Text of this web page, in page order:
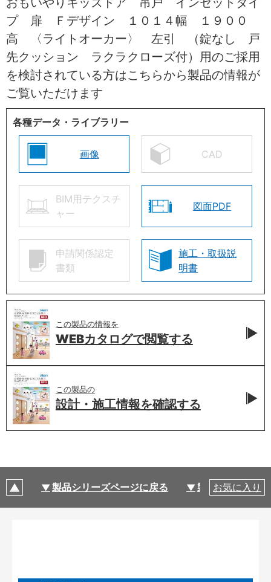
プ 扉 Ｆデザイン １０１４幅 １９００
高 〈ライトオーカー〉 左引 （錠なし 戸
先クッション ラクラクローズ付）用のご採用
を検討されている方はこちらから製品の情報が
ご覧いただけます
各種データ・ライブラリー
画像 CAD
BIM用テクスチ
ャー
図面PDF
申請関係認定
書類
施工・取扱説
明書
この製品の情報を
WEBカタログで閲覧する
この製品の
設計・施工情報を確認する
製品シリーズページに戻る 製品仕様
お気に入り